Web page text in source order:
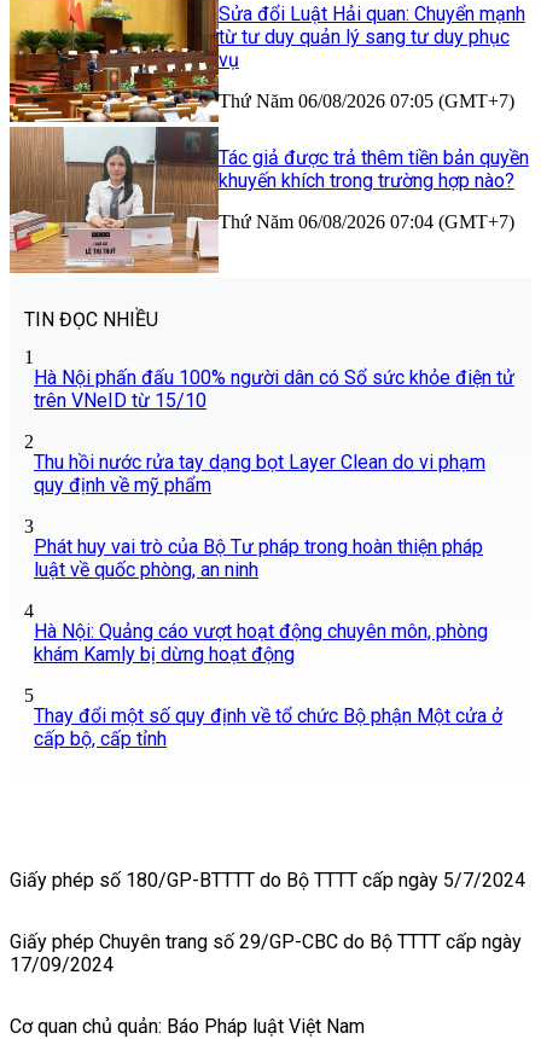
Sửa đổi Luật Hải quan: Chuyển mạnh
từ tư duy quản lý sang tư duy phục
vụ
Thứ Năm 06/08/2026 07:05 (GMT+7)
Tác giả được trả thêm tiền bản quyền
khuyến khích trong trường hợp nào?
Thứ Năm 06/08/2026 07:04 (GMT+7)
TIN ĐỌC NHIỀU
1
Hà Nội phấn đấu 100% người dân có Sổ sức khỏe điện tử
trên VNeID từ 15/10
2
Thu hồi nước rửa tay dạng bọt Layer Clean do vi phạm
quy định về mỹ phẩm
3
Phát huy vai trò của Bộ Tư pháp trong hoàn thiện pháp
luật về quốc phòng, an ninh
4
Hà Nội: Quảng cáo vượt hoạt động chuyên môn, phòng
khám Kamly bị dừng hoạt động
5
Thay đổi một số quy định về tổ chức Bộ phận Một cửa ở
cấp bộ, cấp tỉnh
Giấy phép số 180/GP-BTTTT do Bộ TTTT cấp ngày 5/7/2024
Giấy phép Chuyên trang số 29/GP-CBC do Bộ TTTT cấp ngày
17/09/2024
Cơ quan chủ quản: Báo Pháp luật Việt Nam